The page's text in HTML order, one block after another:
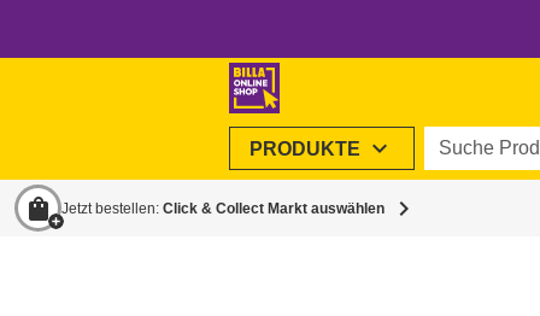
PRODUKTE expand_more Suche
shopping_bag Jetzt bestellen: Click & Collect Markt auswählen chevron_right